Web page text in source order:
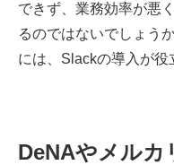
できず、業務効率が悪
るのではないでしょう
には、Slackの導入が役
DeNAやメルカ